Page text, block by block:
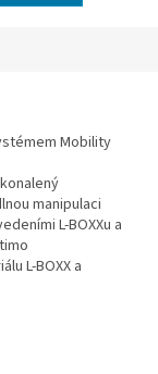
Mobility
manipulaci
L-BOXXu a
L-BOXX a